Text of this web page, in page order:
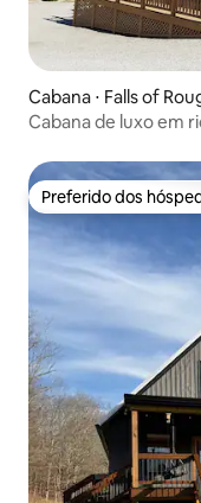
Cabana ⋅ Falls of
Cabana de luxo em
Preferido dos
Preferido dos